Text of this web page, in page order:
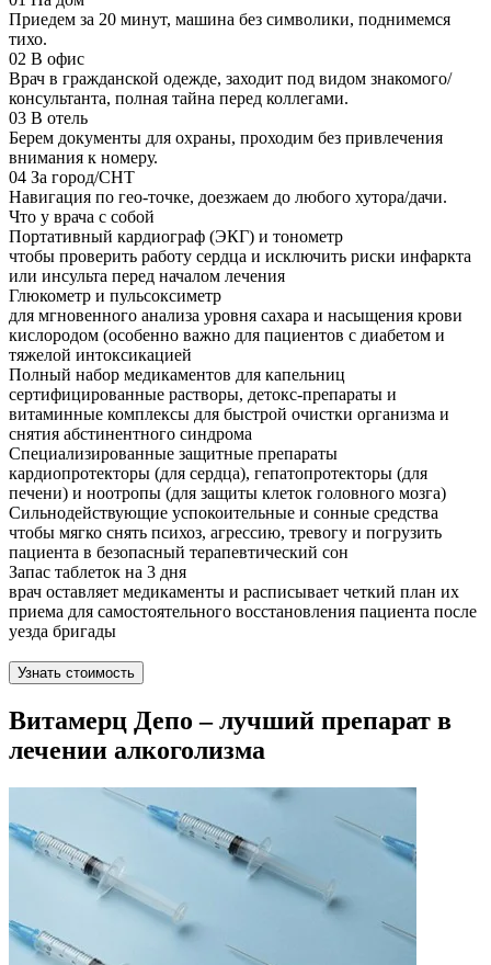
Приедем за 20 минут, машина без символики, поднимемся
тихо.
02 В офис
Врач в гражданской одежде, заходит под видом знакомого/
консультанта, полная тайна перед коллегами.
03 В отель
Берем документы для охраны, проходим без привлечения
внимания к номеру.
04 За город/СНТ
Навигация по гео-точке, доезжаем до любого хутора/дачи.
Что у врача с собой
Портативный кардиограф (ЭКГ) и тонометр
чтобы проверить работу сердца и исключить риски инфаркта
или инсульта перед началом лечения
Глюкометр и пульсоксиметр
для мгновенного анализа уровня сахара и насыщения крови
кислородом (особенно важно для пациентов с диабетом и
тяжелой интоксикацией
Полный набор медикаментов для капельниц
сертифицированные растворы, детокс-препараты и
витаминные комплексы для быстрой очистки организма и
снятия абстинентного синдрома
Специализированные защитные препараты
кардиопротекторы (для сердца), гепатопротекторы (для
печени) и ноотропы (для защиты клеток головного мозга)
Сильнодействующие успокоительные и сонные средства
чтобы мягко снять психоз, агрессию, тревогу и погрузить
пациента в безопасный терапевтический сон
Запас таблеток на 3 дня
врач оставляет медикаменты и расписывает четкий план их
приема для самостоятельного восстановления пациента после
уезда бригады
Узнать стоимость
Витамерц Депо – лучший препарат в
лечении алкоголизма